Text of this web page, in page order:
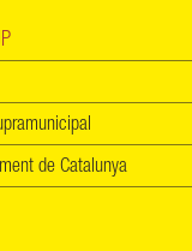
de Catalunya